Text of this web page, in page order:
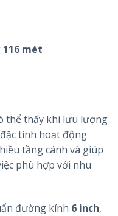
116 mét
thể thấy khi lưu lượng
tính hoạt động
tầng cánh và giúp
phù hợp với nhu
đường kính 6 inch,